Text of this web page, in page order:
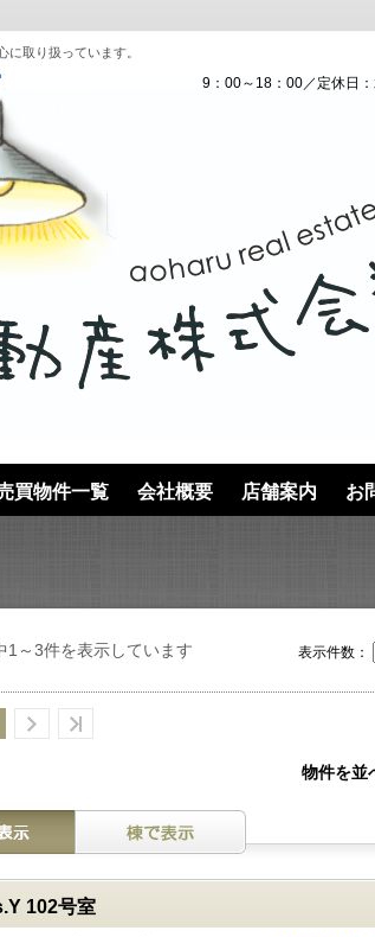
取り扱っています。
9：00～18：00／定休日
買物件一覧 会社概要 店舗案内 お
1～3件を表示しています 表示件数：
物件を並
102号室